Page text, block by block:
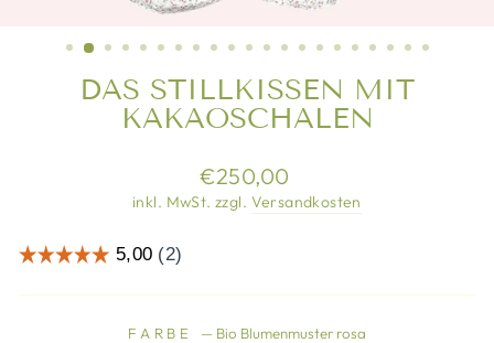
DAS STILLKISSEN MIT
KAKAOSCHALEN
Normaler
Preis
€250,00
inkl. MwSt. zzgl. Versandkosten
FARBE — Bio Blumenmuster rosa